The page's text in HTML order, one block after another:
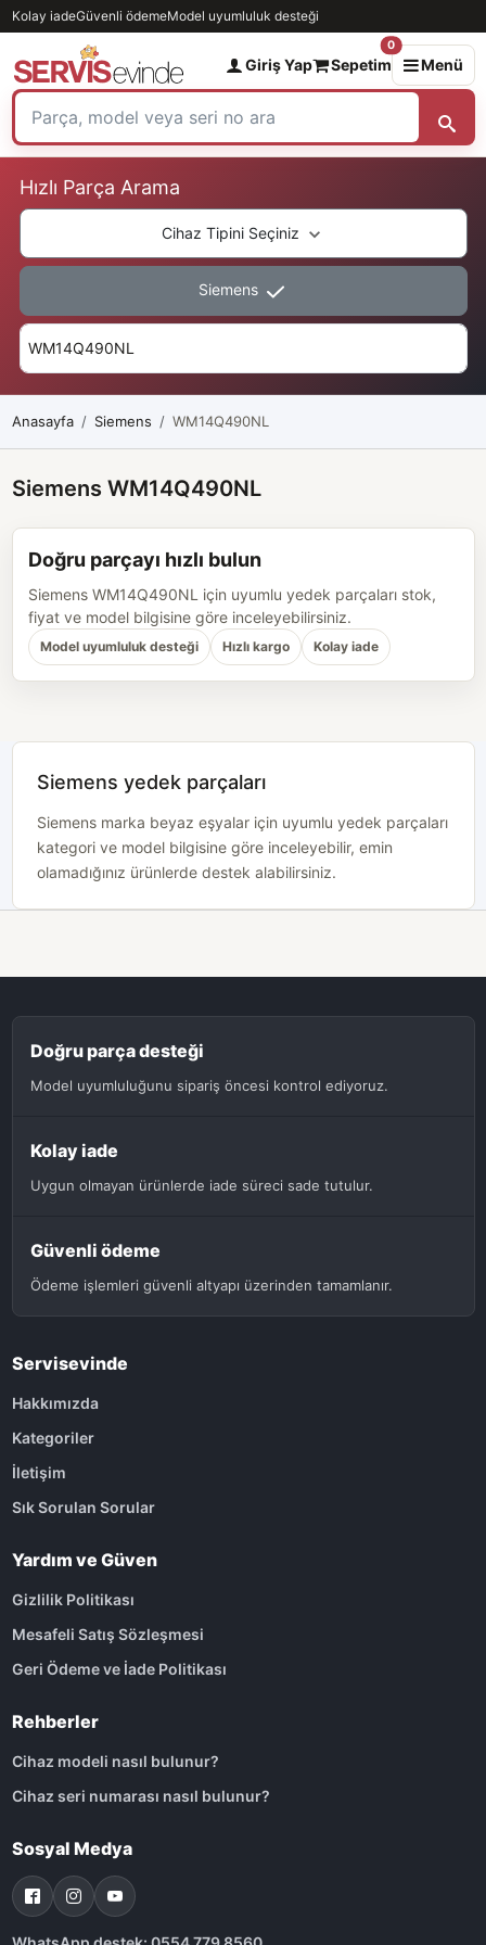
Kolay iadeGüvenli ödemeModel uyumluluk desteği
Giriş Yap Sepetim
0
Menü
Hızlı Parça Arama
Cihaz Tipini Seçiniz
Siemens
Anasayfa Siemens WM14Q490NL
Siemens WM14Q490NL
Doğru parçayı hızlı bulun
Siemens WM14Q490NL için uyumlu yedek parçaları stok,
fiyat ve model bilgisine göre inceleyebilirsiniz.
Model uyumluluk desteği Hızlı kargo Kolay iade
Siemens yedek parçaları
Siemens marka beyaz eşyalar için uyumlu yedek parçaları
kategori ve model bilgisine göre inceleyebilir, emin
olamadığınız ürünlerde destek alabilirsiniz.
Doğru parça desteği
Model uyumluluğunu sipariş öncesi kontrol ediyoruz.
Kolay iade
Uygun olmayan ürünlerde iade süreci sade tutulur.
Güvenli ödeme
Ödeme işlemleri güvenli altyapı üzerinden tamamlanır.
Servisevinde
Hakkımızda
Kategoriler
İletişim
Sık Sorulan Sorular
Yardım ve Güven
Gizlilik Politikası
Mesafeli Satış Sözleşmesi
Geri Ödeme ve İade Politikası
Rehberler
Cihaz modeli nasıl bulunur?
Cihaz seri numarası nasıl bulunur?
Sosyal Medya